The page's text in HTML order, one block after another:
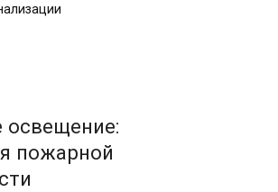
освещение:
пожарной